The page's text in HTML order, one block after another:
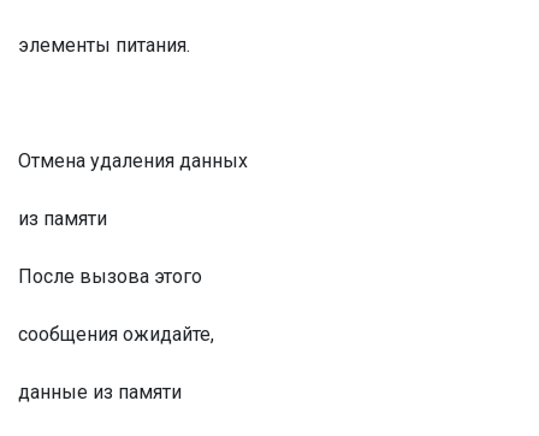
элементы питания.
Отмена удаления данных
из памяти
После вызова этого
сообщения ожидайте,
данные из памяти